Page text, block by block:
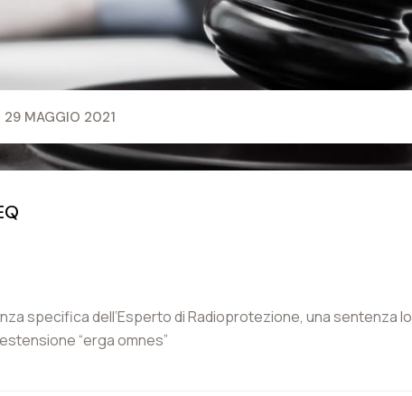
29 MAGGIO 2021
specifica dell’Esperto di Radioprotezione, una sentenza lo
“erga omnes”
21 Novembre 2025 2 Luglio 2025